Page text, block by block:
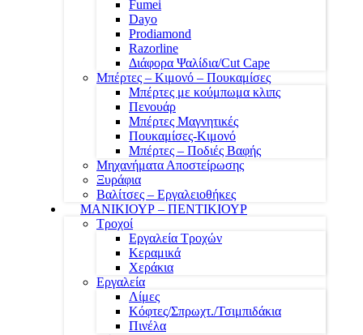
Fumei
Dayo
Prodiamond
Razorline
Διάφορα Ψαλίδια/Cut Cape
Μπέρτες – Κιμονό – Πουκαμίσες
Μπέρτες με κούμπωμα κλιπς
Πενουάρ
Μπέρτες Μαγνητικές
Πουκαμίσες-Κιμονό
Μπέρτες – Ποδιές Βαφής
Μηχανήματα Αποστείρωσης
Ξυράφια
Βαλίτσες – Εργαλειοθήκες
ΜΑΝΙΚΙΟΥΡ – ΠΕΝΤΙΚΙΟΥΡ
Τροχοί
Εργαλεία Τροχών
Κεραμικά
Χεράκια
Εργαλεία
Λίμες
Κόφτες/Σπρωχτ./Τσιμπιδάκια
Πινέλα